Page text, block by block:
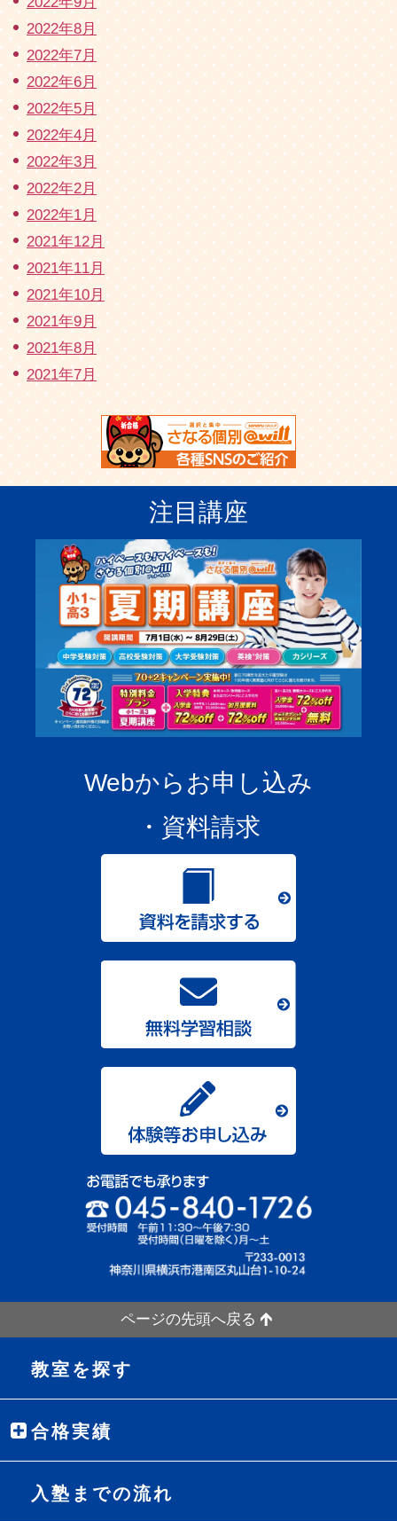
2022年8月
2022年7月
2022年6月
2022年5月
2022年4月
2022年3月
2022年2月
2022年1月
2021年12月
2021年11月
2021年10月
2021年9月
2021年8月
2021年7月
注目講座
Webからお申し込み
・資料請求
ページの先頭へ戻る
教室を探す
合格実績
入塾までの流れ